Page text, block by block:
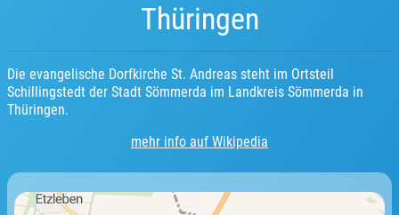
Thüringen
Die evangelische Dorfkirche St. Andreas steht im Ortsteil
Schillingstedt der Stadt Sömmerda im Landkreis Sömmerda in
Thüringen.
mehr info auf Wikipedia